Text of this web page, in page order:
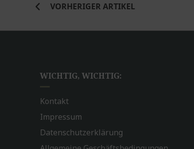
VORHERIGER ARTIKEL
WICHTIG, WICHTIG:
Kontakt
Impressum
Datenschutzerklärung